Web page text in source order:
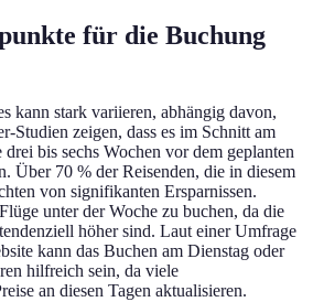
für die Buchung
kann stark variieren, abhängig davon,
Studien zeigen, dass es im Schnitt am
bis sechs Wochen vor dem geplanten
Über 70 % der Reisenden, die in diesem
von signifikanten Ersparnissen.
unter der Woche zu buchen, da die
höher sind. Laut einer Umfrage
kann das Buchen am Dienstag oder
hilfreich sein, da viele
an diesen Tagen aktualisieren.